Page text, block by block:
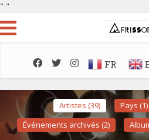
" "
FR
Artistes (39) Pays (1)
Événements archivés (2)